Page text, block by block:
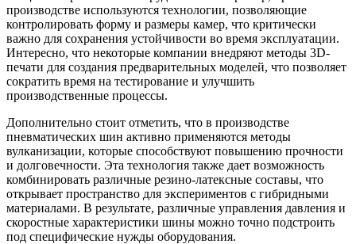
производстве используются технологии, позволяющие
контролировать форму и размеры камер, что критически
важно для сохранения устойчивости во время эксплуатации.
Интересно, что некоторые компании внедряют методы 3D-
печати для создания предварительных моделей, что позволяет
сократить время на тестирование и улучшить
производственные процессы.
Дополнительно стоит отметить, что в производстве
пневматических шин активно применяются методы
вулканизации, которые способствуют повышению прочности
и долговечности. Эта технология также дает возможность
комбинировать различные резино-латексные составы, что
открывает пространство для экспериментов с гибридными
материалами. В результате, различные управления давления и
скоростные характеристики шины можно точно подстроить
под специфические нужды оборудования.